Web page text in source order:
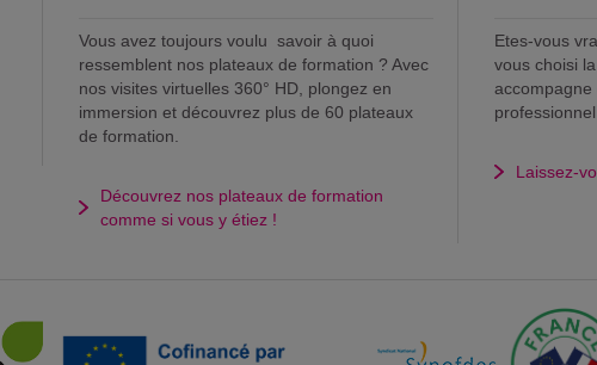
Vous avez toujours voulu savoir à quoi
ressemblent nos plateaux de formation ? Avec
nos visites virtuelles 360° HD, plongez en
immersion et découvrez plus de 60 plateaux
de formation.
Découvrez nos plateaux de formation
comme si vous y étiez !
Etes-vous
vous choisi
professionnel
Laissez-